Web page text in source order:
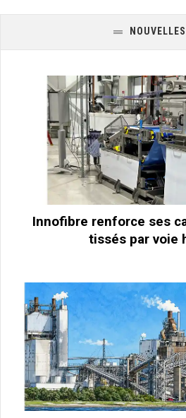
NOUVELLES
Innofibre renforce ses
tissés par voie